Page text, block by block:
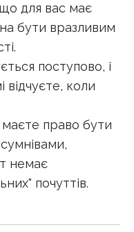
для вас має
бути вразливим
поступово, і
коли
право бути
немає
почуттів.